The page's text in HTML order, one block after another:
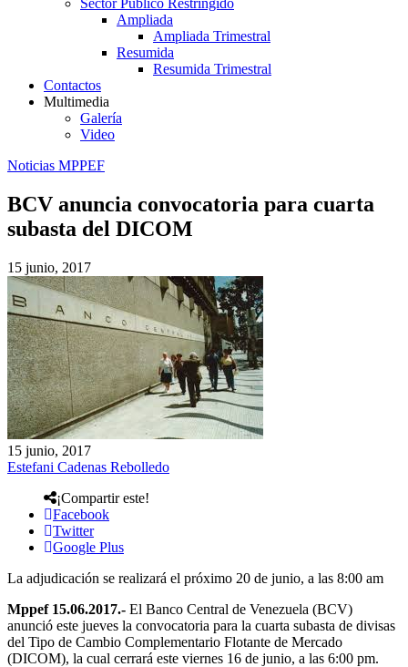
Sector Público Restringido
Ampliada
Ampliada Trimestral
Resumida
Resumida Trimestral
Contactos
Multimedia
Galería
Video
Noticias MPPEF
BCV anuncia convocatoria para cuarta
subasta del DICOM
15 junio, 2017
15 junio, 2017
Estefani Cadenas Rebolledo
¡Compartir este!
Facebook
Twitter
Google Plus
La adjudicación se realizará el próximo 20 de junio, a las 8:00 am
Mppef 15.06.2017.- El Banco Central de Venezuela (BCV)
anunció este jueves la convocatoria para la cuarta subasta de divisas
del Tipo de Cambio Complementario Flotante de Mercado
(DICOM), la cual cerrará este viernes 16 de junio, a las 6:00 pm.